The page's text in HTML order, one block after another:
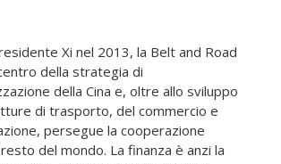
Xi nel 2013, la Belt and Road
della strategia di
della Cina e, oltre allo sviluppo
di trasporto, del commercio e
persegue la cooperazione
del mondo. La finanza è anzi la